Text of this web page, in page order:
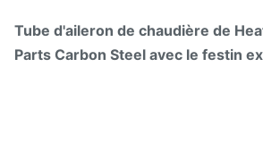
Tube d'aileron de chaudière de
Parts Carbon Steel avec le festin